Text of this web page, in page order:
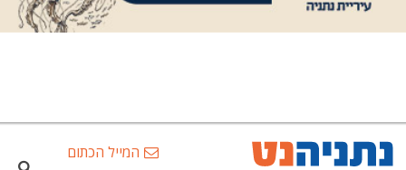
המייל הכתום